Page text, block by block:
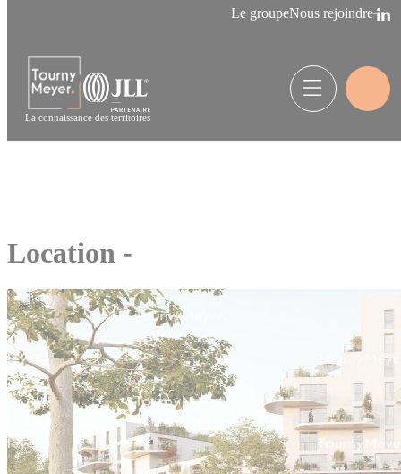
Le groupeNous rejoindre
La connaissance des territoires
Location -